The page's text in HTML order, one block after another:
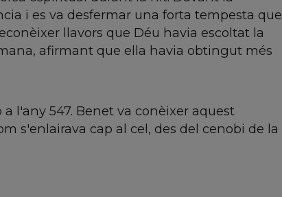
i es va desfermar una forta tempesta que
llavors que Déu havia escoltat la
afirmant que ella havia obtingut més
l'any 547. Benet va conèixer aquest
s'enlairava cap al cel, des del cenobi de la